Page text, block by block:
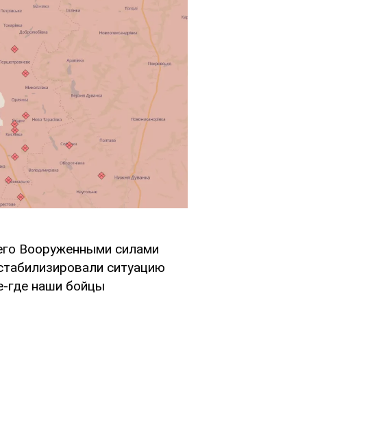
Вооруженными силами
ситуацию
где наши бойцы